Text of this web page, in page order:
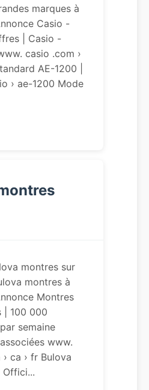
marques à
Casio -
| Casio -
casio .com ›
AE-1200 |
› ae-1200 Mode
montres sur
montres à
Montres
| 100 000
semaine
www.
ca › fr Bulova
Offici...